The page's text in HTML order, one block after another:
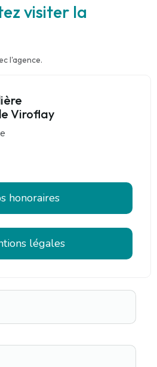
visiter la
l'agence.
Viroflay
honoraires
légales